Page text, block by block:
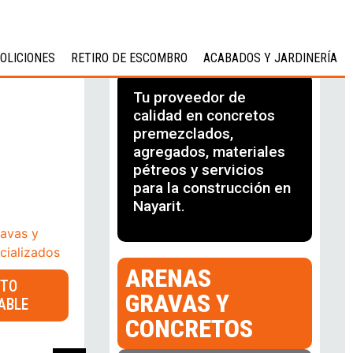
RETIRO DE ESCOMBRO ACABADOS Y JARDINERÍA
Tu proveedor de
calidad en concretos
premezclados,
agregados, materiales
pétreos y servicios
para la construcción en
Nayarit.
ARENAS
GRAVAS Y
CONCRETOS